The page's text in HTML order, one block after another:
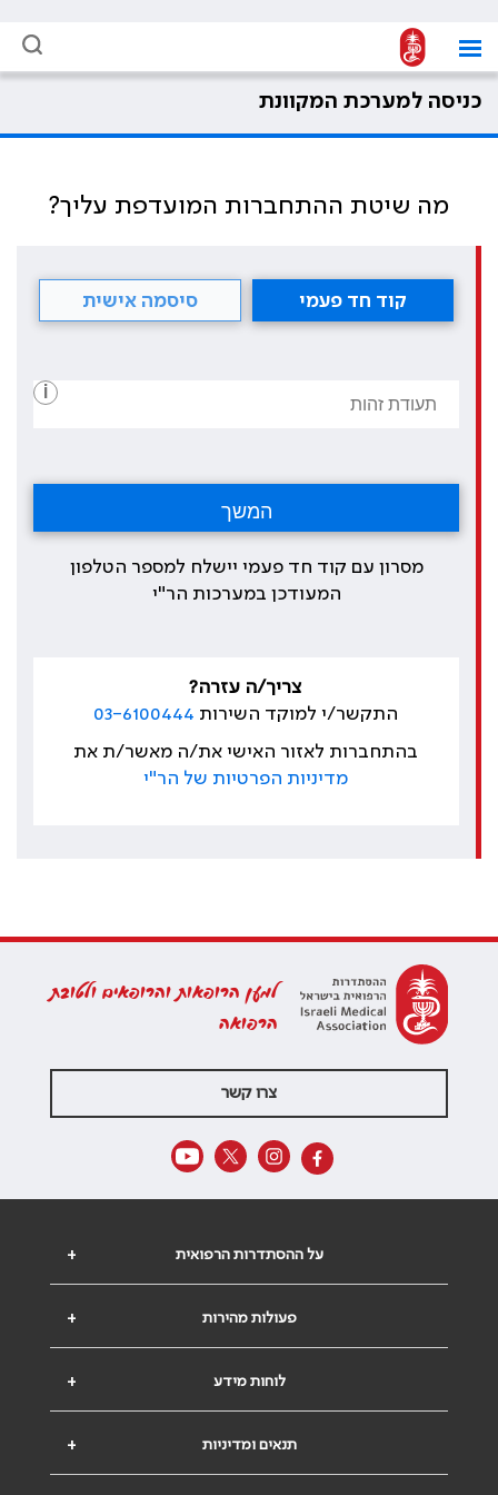
כניסה למערכת המקוונת
מה שיטת ההתחברות המועדפת עליך?
קוד חד פעמי סיסמה אישית
i
מסרון עם קוד חד פעמי יישלח למספר הטלפון
המעודכן במערכות הר"י
צריך/ה עזרה?
התקשר/י למוקד השירות 03-6100444
בהתחברות לאזור האישי את/ה מאשר/ת את
מדיניות הפרטיות של הר"י
למען הרופאות והרופאים ולטובת
הרפואה
צרו קשר
+ על ההסתדרות הרפואית
+ פעולות מהירות
+ לוחות מידע
+ תנאים ומדיניות